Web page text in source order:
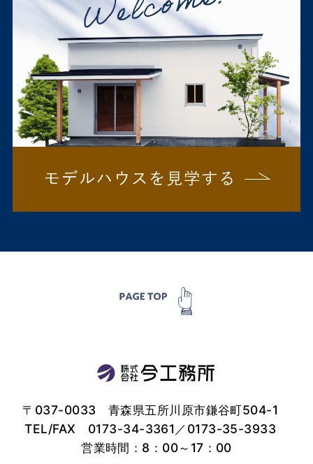
〒037-0033 青森県五所川原市鎌谷町504-1
TEL/FAX 0173-34-3361 ／0173-35-3933
営業時間：8：00～17：00